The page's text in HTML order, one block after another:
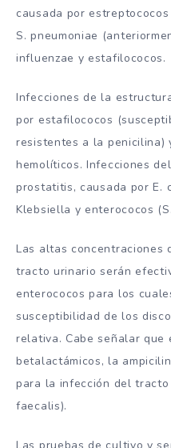
causada por
S. pneumoniae
influenzae y estafilococos.
Infecciones de la
por estafilococos
resistentes a la penicilina)
hemolíticos. Infecciones
prostatitis, causada por E.
Klebsiella y enterococos
Las altas concentraciones
tracto urinario serán
enterococos para los
susceptibilidad de los
relativa. Cabe señalar
betalactámicos, la
para la infección del
faecalis).
Las pruebas de cultivo y